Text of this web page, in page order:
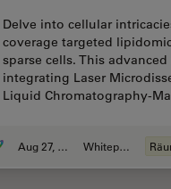
Regenerative Therapies with
Delve into cellular
coverage targeted
sparse cells. This
integrating Laser
Liquid Chromatography-
Aug 27, 2024 Whitepaper